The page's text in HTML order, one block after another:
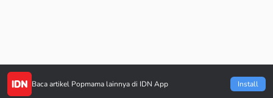
Baca artikel Popmama lainnya di IDN App Install